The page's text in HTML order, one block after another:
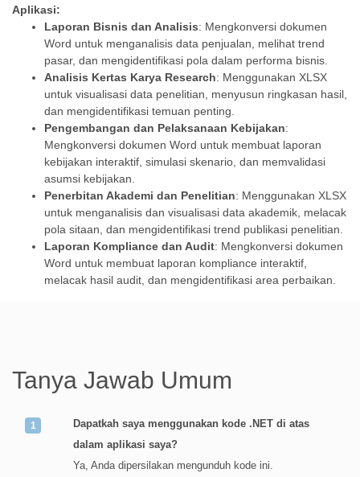
Aplikasi:
Laporan Bisnis dan Analisis: Mengkonversi dokumen
Word untuk menganalisis data penjualan, melihat trend
pasar, dan mengidentifikasi pola dalam performa bisnis.
Analisis Kertas Karya Research: Menggunakan XLSX
untuk visualisasi data penelitian, menyusun ringkasan hasil,
dan mengidentifikasi temuan penting.
Pengembangan dan Pelaksanaan Kebijakan:
Mengkonversi dokumen Word untuk membuat laporan
kebijakan interaktif, simulasi skenario, dan memvalidasi
asumsi kebijakan.
Penerbitan Akademi dan Penelitian: Menggunakan XLSX
untuk menganalisis dan visualisasi data akademik, melacak
pola sitaan, dan mengidentifikasi trend publikasi penelitian.
Laporan Kompliance dan Audit: Mengkonversi dokumen
Word untuk membuat laporan kompliance interaktif,
melacak hasil audit, dan mengidentifikasi area perbaikan.
Tanya Jawab Umum
Dapatkah saya menggunakan kode .NET di atas
dalam aplikasi saya?
Ya, Anda dipersilakan mengunduh kode ini.